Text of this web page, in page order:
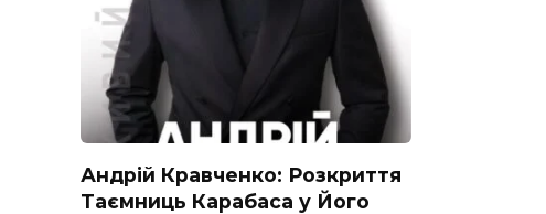
Андрій Кравченко: Розкриття
Таємниць Карабаса у Його